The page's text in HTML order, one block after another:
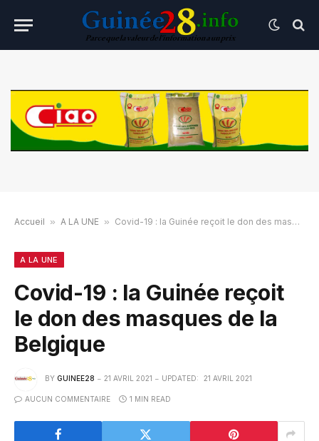
Accueil » A LA UNE » Covid-19 : la Guinée reçoit le don des masques de la Belgique
A LA UNE
Covid-19 : la Guinée reçoit
le don des masques de la
Belgique
BY GUINEE28 21 AVRIL 2021 UPDATED: 21 AVRIL 2021
AUCUN COMMENTAIRE 1 MIN READ